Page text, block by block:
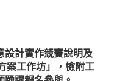
設計實作競賽說明及
案工作坊」，檢附工